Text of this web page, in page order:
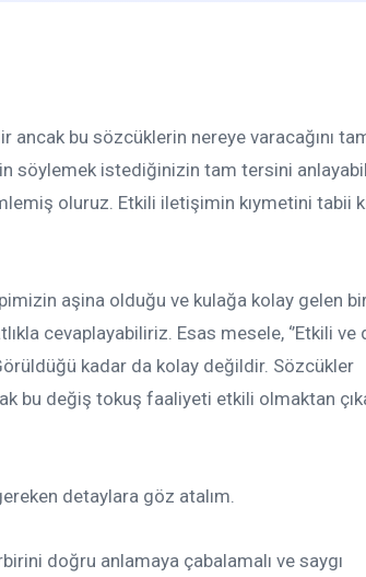
ancak bu sözcüklerin nereye varacağını
söylemek istediğinizin tam tersini
oluruz. Etkili iletişimin kıymetini tabii
aşina olduğu ve kulağa kolay gelen
cevaplayabiliriz. Esas mesele, ‘’Etkili ve
kadar da kolay değildir. Sözcükler
bu değiş tokuş faaliyeti etkili olmaktan
detaylara göz atalım.
doğru anlamaya çabalamalı ve saygı